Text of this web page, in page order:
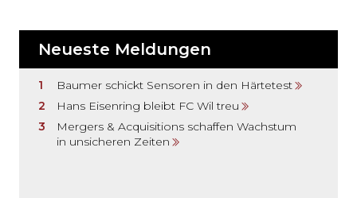
Neueste Meldungen
Baumer schickt Sensoren in den Härtetest
Hans Eisenring bleibt FC Wil treu
Mergers & Acquisitions schaffen Wachstum
in unsicheren Zeiten